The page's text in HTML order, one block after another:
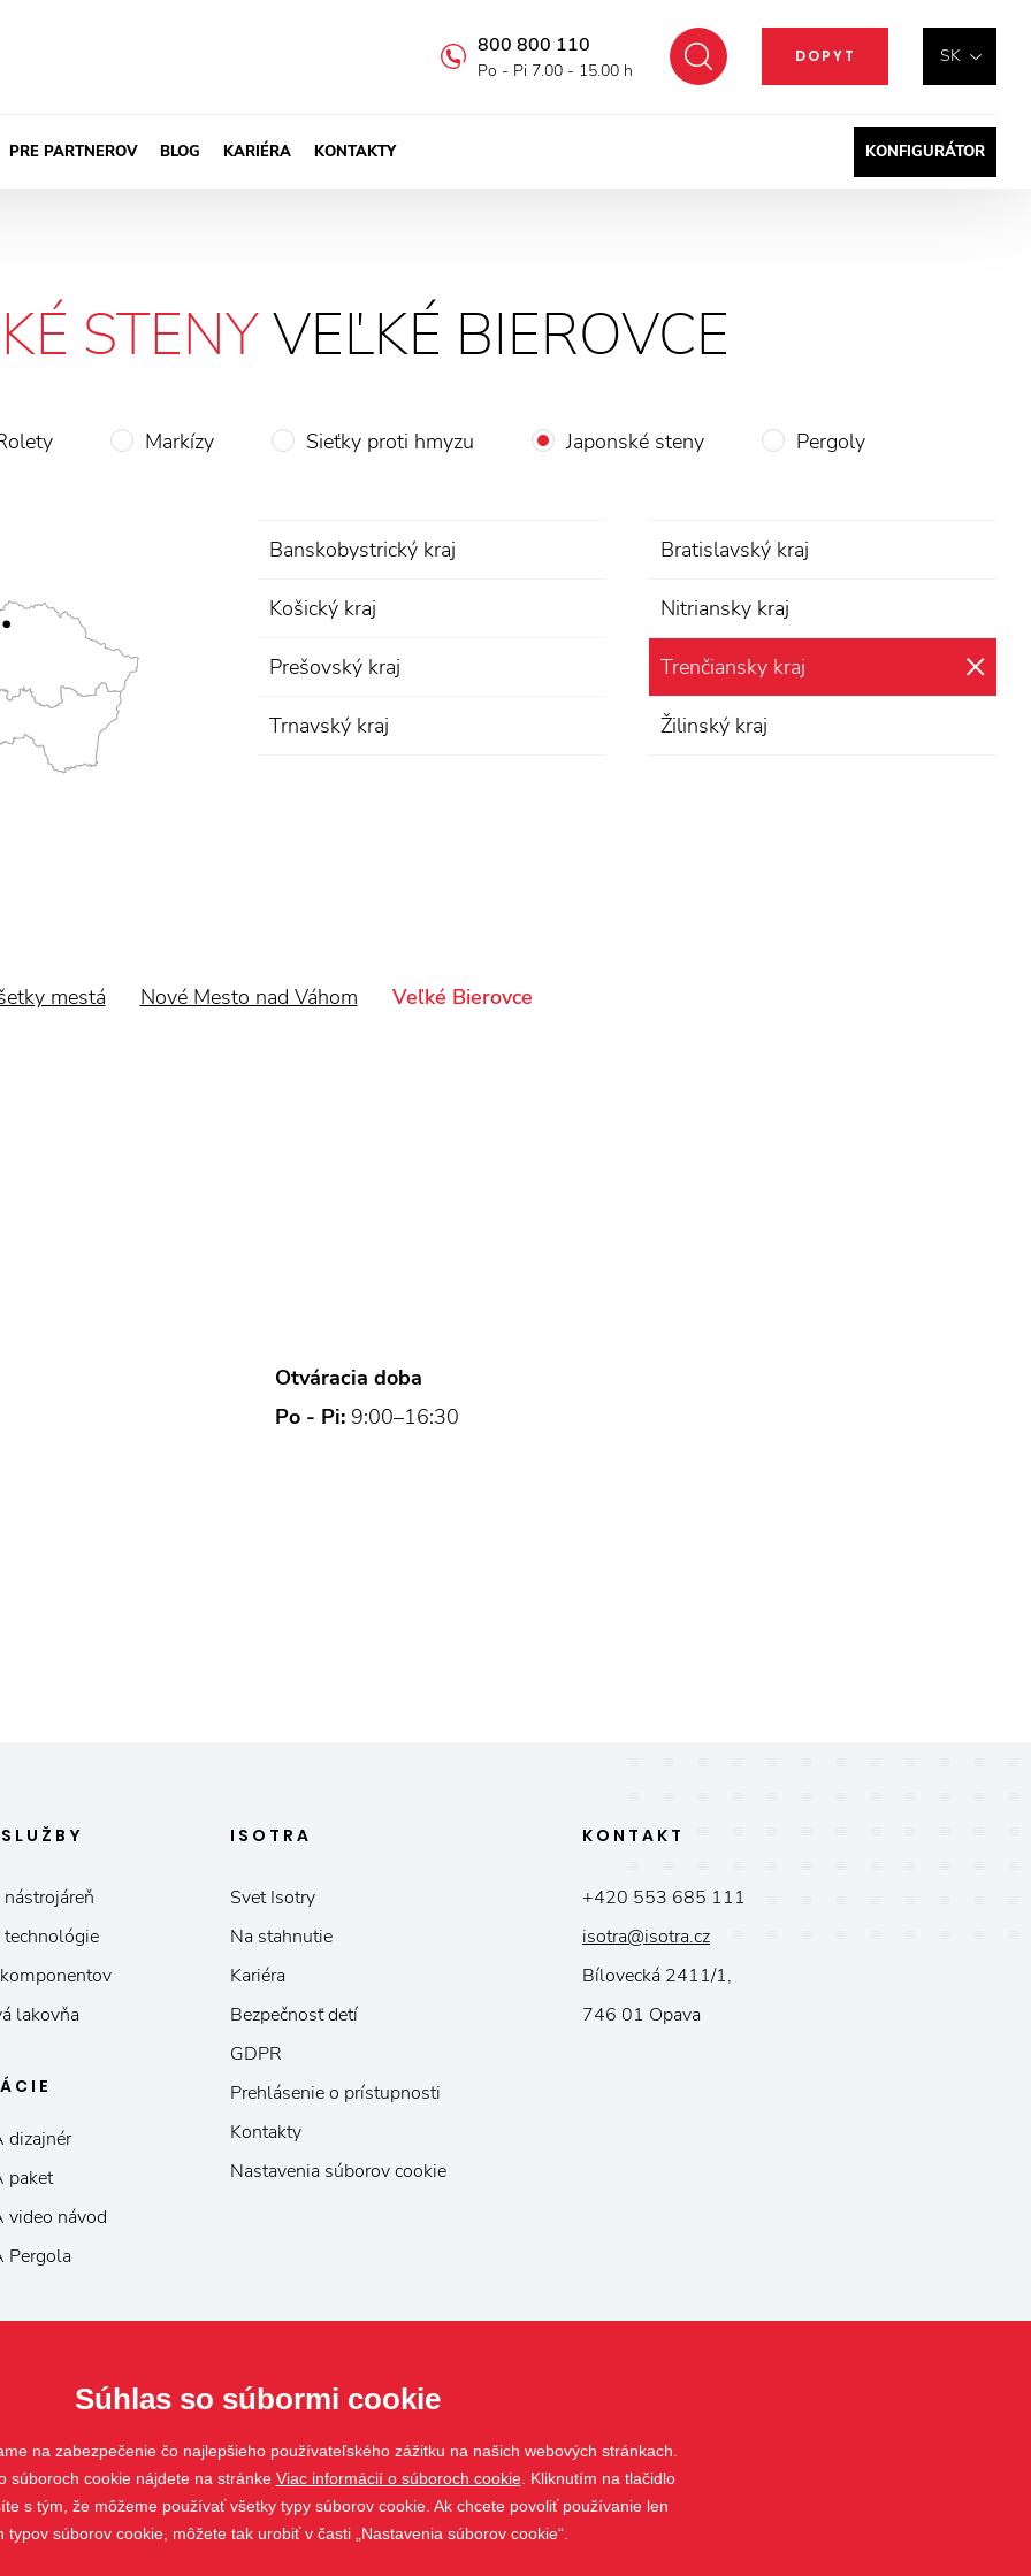
SK
DOPYT
Hľadať
800 800 110
Po - Pi 7.00 - 15.00 h
PRE PARTNEROV BLOG KARIÉRA KONTAKTY KONFIGURÁTOR
STENYVEĽKÉ BIEROVCE
Markízy Sieťky proti hmyzu Japonské steny Pergoly
Banskobystrický kraj Bratislavský kraj
Košický kraj Nitriansky kraj
Prešovský kraj Trenčiansky kraj
Trnavský kraj
Žilinský kraj
mestá Nové Mesto nad Váhom Veľké Bierovce
Otváracia doba
Po - Pi: 9:00–16:30
SLUŽBY
lakovňa
dizajnér
paket
video návod
Pergola
ISOTRA
Svet Isotry
Na stahnutie
Kariéra
Bezpečnosť detí
GDPR
Prehlásenie o prístupnosti
Kontakty
Nastavenia súborov cookie
KONTAKT
+420 553 685 111
isotra@isotra.cz
Bílovecká 2411/1,
746 01 Opava
Súhlas so súbormi cookie
na zabezpečenie čo najlepšieho používateľského zážitku na našich webových stránkach.
súboroch cookie nájdete na stránke Viac informácií o súboroch cookie. Kliknutím na tlačidlo
s tým, že môžeme používať všetky typy súborov cookie. Ak chcete povoliť používanie len
typov súborov cookie, môžete tak urobiť v časti „Nastavenia súborov cookie“.